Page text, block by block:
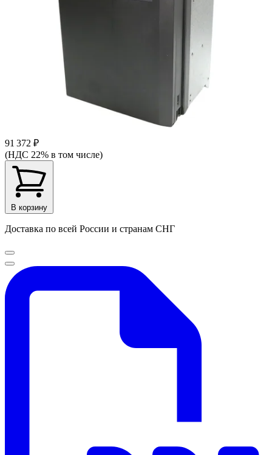
91 372 ₽
(НДС 22% в том числе)
В корзину
Доставка по всей России и странам СНГ